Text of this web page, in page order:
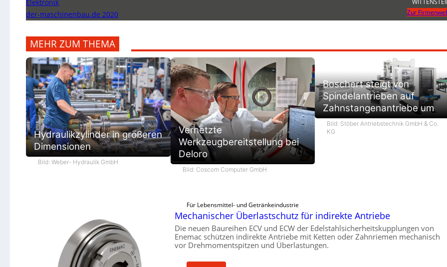
Elektronik
der-maschinenbau.de 2020
Zur
MEHR ZUM THEMA
Hydraulikzylinder in größeren
Dimensionen
Bild: Weber- Hydraulik GmbH
Vernetzte
Werkzeugbereitstellung bei
Deloro
Bild: Coscom Computer GmbH
Boschert steigt von
Spindelantrieben auf
Zahnstangenantriebe um
Bild: Stöber Antriebstechnik GmbH & Co.
KG
Für Lebensmittel- und Getränkeindustrie
Mechanischer Überlastschutz für indirekte Antriebe
Die neuen Baureihen ECV und ECW der Edelstahlsicherheitskupplungen von
Enemac schützen indirekte Antriebe mit Ketten oder Zahnriemen mechanisch
vor Drehmomentspitzen und Überlastungen.